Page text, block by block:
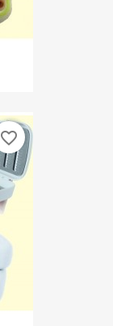
favorite_border